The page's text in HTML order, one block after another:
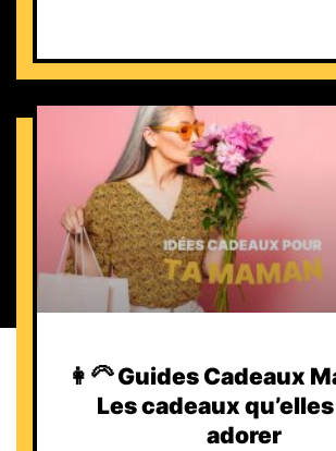
👩‍🦳 Guides Cadeaux
Les cadeaux
adorer